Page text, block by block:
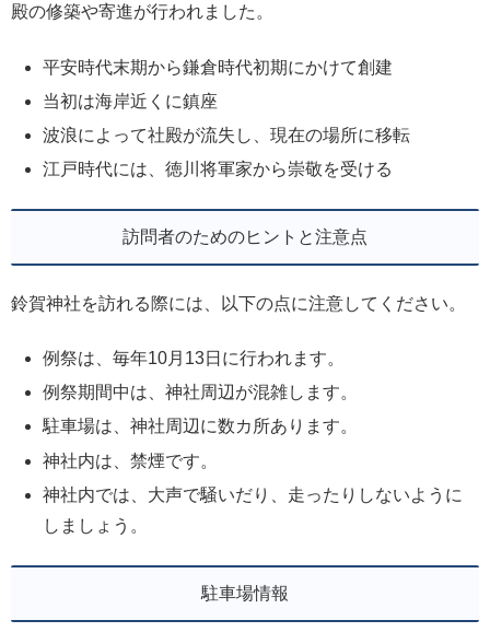
殿の修築や寄進が行われました。
平安時代末期から鎌倉時代初期にかけて創建
当初は海岸近くに鎮座
波浪によって社殿が流失し、現在の場所に移転
江戸時代には、徳川将軍家から崇敬を受ける
訪問者のためのヒントと注意点
鈴賀神社を訪れる際には、以下の点に注意してください。
例祭は、毎年10月13日に行われます。
例祭期間中は、神社周辺が混雑します。
駐車場は、神社周辺に数カ所あります。
神社内は、禁煙です。
神社内では、大声で騒いだり、走ったりしないように
しましょう。
駐車場情報